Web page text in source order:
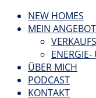
NEW HOMES
MEIN ANGEBOT
ÜBER MICH
PODCAST
KONTAKT